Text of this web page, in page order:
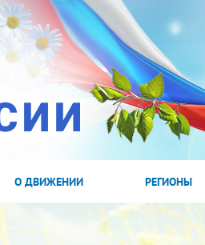
О ДВИЖЕНИИ РЕГИОНЫ